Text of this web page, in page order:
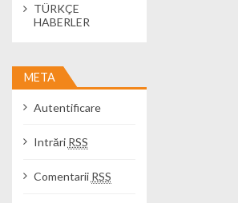
TÜRKÇE
HABERLER
META
Autentificare
Intrări RSS
Comentarii RSS